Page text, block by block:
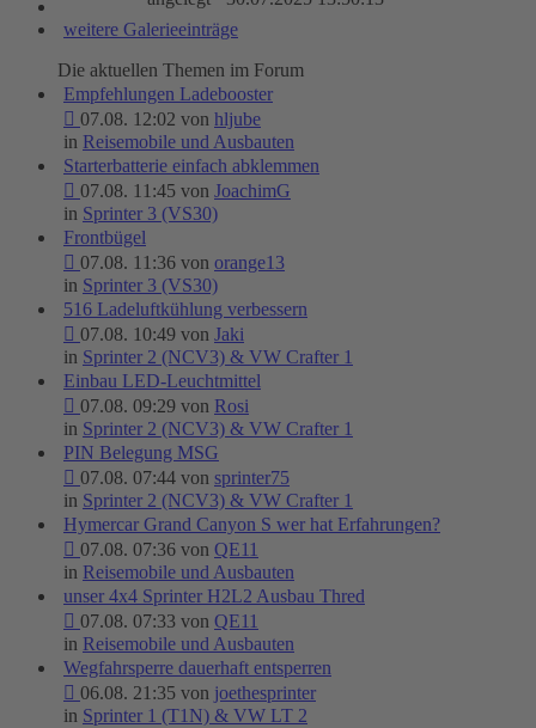
weitere Galerieeinträge
Die aktuellen Themen im Forum
Empfehlungen Ladebooster
07.08. 12:02 von hljube
in Reisemobile und Ausbauten
Starterbatterie einfach abklemmen
07.08. 11:45 von JoachimG
in Sprinter 3 (VS30)
Frontbügel
07.08. 11:36 von orange13
in Sprinter 3 (VS30)
516 Ladeluftkühlung verbessern
07.08. 10:49 von Jaki
in Sprinter 2 (NCV3) & VW Crafter 1
Einbau LED-Leuchtmittel
07.08. 09:29 von Rosi
in Sprinter 2 (NCV3) & VW Crafter 1
PIN Belegung MSG
07.08. 07:44 von sprinter75
in Sprinter 2 (NCV3) & VW Crafter 1
Hymercar Grand Canyon S wer hat Erfahrungen?
07.08. 07:36 von QE11
in Reisemobile und Ausbauten
unser 4x4 Sprinter H2L2 Ausbau Thred
07.08. 07:33 von QE11
in Reisemobile und Ausbauten
Wegfahrsperre dauerhaft entsperren
06.08. 21:35 von joethesprinter
in Sprinter 1 (T1N) & VW LT 2